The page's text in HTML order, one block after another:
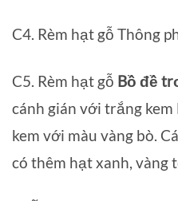
C4. Rèm hạt gỗ Thông
C5. Rèm hạt gỗ Bồ đề
cánh gián với trắng
kem với màu vàng bò.
có thêm hạt xanh, vàng